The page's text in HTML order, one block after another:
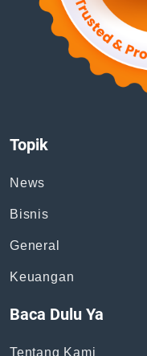
Topik
News
Bisnis
General
Keuangan
Baca Dulu Ya
Tentang Kami